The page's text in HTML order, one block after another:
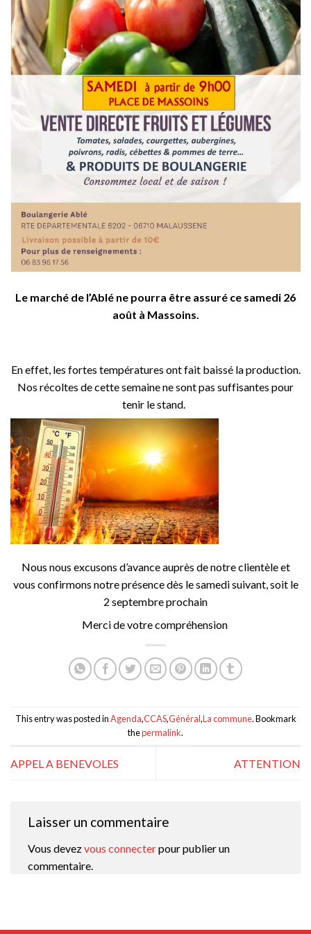
Le marché de l’Ablé ne pourra être assuré ce samedi 26
août à Massoins.
En effet, les fortes températures ont fait baissé la production.
Nos récoltes de cette semaine ne sont pas suffisantes pour
tenir le stand.
Nous nous excusons d’avance auprès de notre clientèle et
vous confirmons notre présence dès le samedi suivant, soit le
2 septembre prochain
Merci de votre compréhension
This entry was posted inAgenda,CCAS,Général,La commune. Bookmark
thepermalink.
APPEL A BENEVOLES ATTENTION
Laisser un commentaire
Vous devezvous connecterpour publier un
commentaire.